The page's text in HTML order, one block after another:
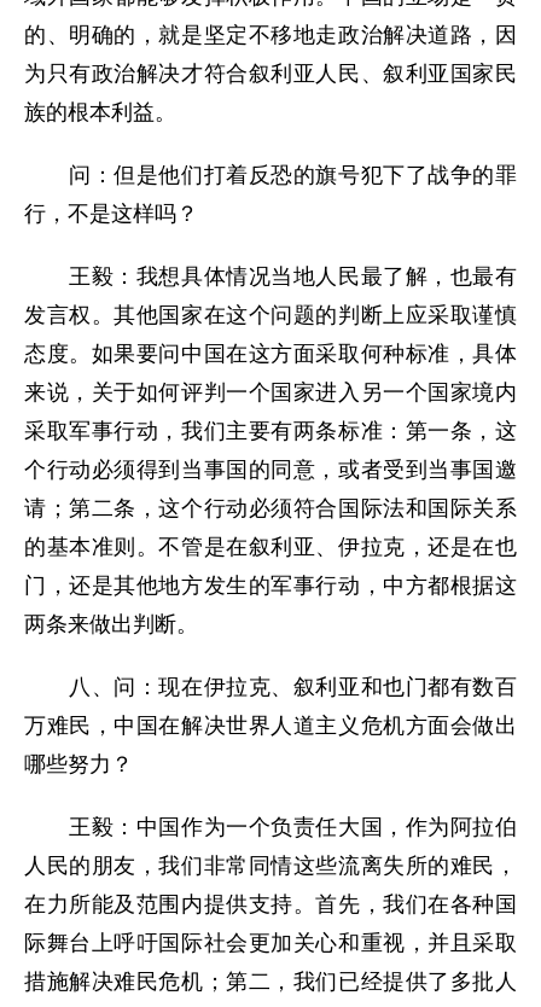
的、明确的，就是坚定不移地走政治解决道路，因
为只有政治解决才符合叙利亚人民、叙利亚国家民
族的根本利益。
问：但是他们打着反恐的旗号犯下了战争的罪
行，不是这样吗？
王毅：我想具体情况当地人民最了解，也最有
发言权。其他国家在这个问题的判断上应采取谨慎
态度。如果要问中国在这方面采取何种标准，具体
来说，关于如何评判一个国家进入另一个国家境内
采取军事行动，我们主要有两条标准：第一条，这
个行动必须得到当事国的同意，或者受到当事国邀
请；第二条，这个行动必须符合国际法和国际关系
的基本准则。不管是在叙利亚、伊拉克，还是在也
门，还是其他地方发生的军事行动，中方都根据这
两条来做出判断。
八、问：现在伊拉克、叙利亚和也门都有数百
万难民，中国在解决世界人道主义危机方面会做出
哪些努力？
王毅：中国作为一个负责任大国，作为阿拉伯
人民的朋友，我们非常同情这些流离失所的难民，
在力所能及范围内提供支持。首先，我们在各种国
际舞台上呼吁国际社会更加关心和重视，并且采取
措施解决难民危机；第二，我们已经提供了多批人